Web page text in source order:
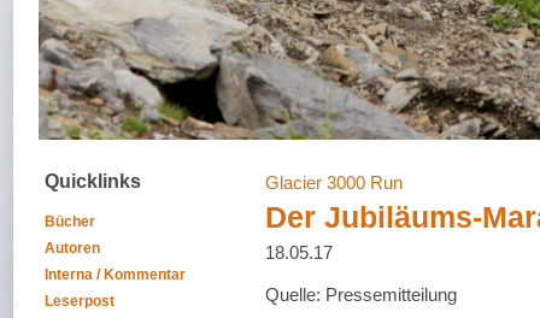
Quicklinks
Bücher
Autoren
Interna / Kommentar
Leserpost
Glacier 3000 Run
Der Jubiläums-
18.05.17
Quelle: Pressemitteilung